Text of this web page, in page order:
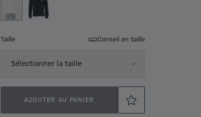
Taille Conseil en taille
Sélectionner la taille
AJOUTER AU PANIER